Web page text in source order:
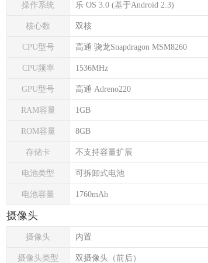
操作系统 乐 OS 3.0 (基于Android 2.3)
核心数 双核
CPU型号 高通 骁龙Snapdragon MSM8260
CPU频率 1536MHz
GPU型号 高通 Adreno220
RAM容量 1GB
ROM容量 8GB
存储卡 不支持容量扩展
电池类型 可拆卸式电池
电池容量 1760mAh
摄像头
摄像头 内置
摄像头类型 双摄像头（前后）